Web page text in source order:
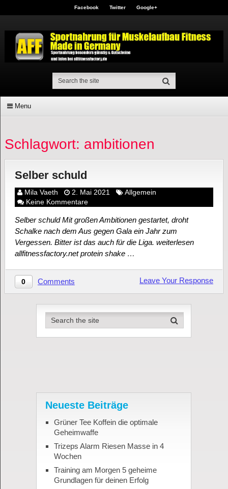
Facebook Twitter Google+
Menu
Schlagwort: ambitionen
Selber schuld
Mila Vaeth 2. Mai 2021
Allgemein
Keine Kommentare
Selber schuld Mit großen Ambitionen gestartet, droht
Schalke nach dem Aus gegen Gala ein Jahr zum
Vergessen. Bitter ist das auch für die Liga. weiterlesen
allfitnessfactory.net protein shake …
0 Comments Leave Your Response
Neueste Beiträge
Grüner Tee Koffein die optimale
Geheimwaffe
Trizeps Alarm Riesen Masse in 4
Wochen
Training am Morgen 5 geheime
Grundlagen für deinen Erfolg